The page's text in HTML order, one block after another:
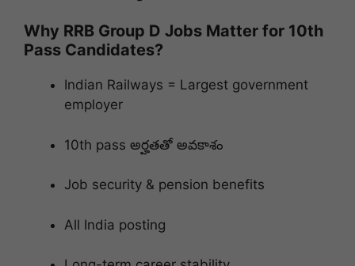
Why RRB Group D Jobs Matter for 10th
Pass Candidates?
Indian Railways = Largest government
employer
10th pass అర్హతతో అవకాశం
Job security & pension benefits
All India posting